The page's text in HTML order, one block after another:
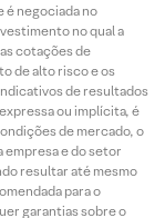
é negociada no
no qual a
cotações de
de alto risco e os
de resultados
ou implícita, é
de mercado, o
e do setor
resultar até mesmo
para o
garantias sobre o